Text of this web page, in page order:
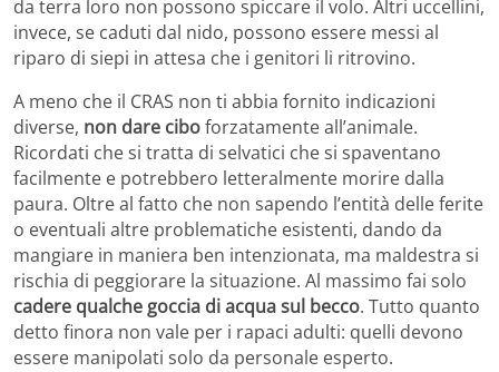
da terra loro non possono spiccare il volo. Altri uccellini,
invece, se caduti dal nido, possono essere messi al
riparo di siepi in attesa che i genitori li ritrovino.
A meno che il CRAS non ti abbia fornito indicazioni
diverse, non dare ciboforzatamente all’animale.
Ricordati che si tratta di selvatici che si spaventano
facilmente e potrebbero letteralmente morire dalla
paura. Oltre al fatto che non sapendo l’entità delle ferite
o eventuali altre problematiche esistenti, dando da
mangiare in maniera ben intenzionata, ma maldestra si
rischia di peggiorare la situazione. Al massimo fai solo
cadere qualche goccia di acqua sul becco. Tutto quanto
detto finora non vale per i rapaci adulti: quelli devono
essere manipolati solo da personale esperto.